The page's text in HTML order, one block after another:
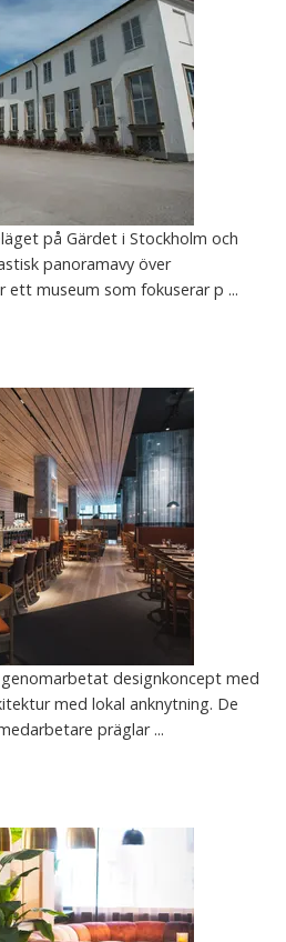
på Gärdet i Stockholm och
panoramavy över
ett museum som fokuserar p ...
designkoncept med
med lokal anknytning. De
präglar ...